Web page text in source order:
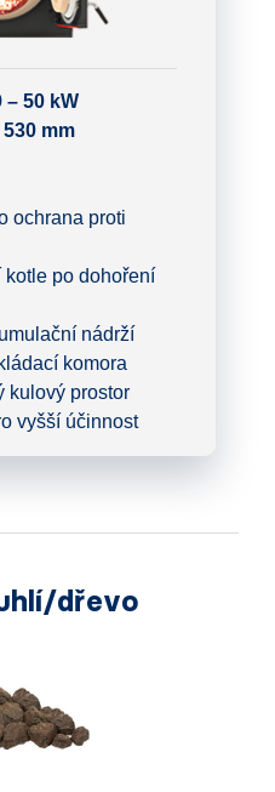
50 kW
mm
ochrana proti
kotle po dohoření
nádrží
komora
kulový prostor
vyšší účinnost
dřevo